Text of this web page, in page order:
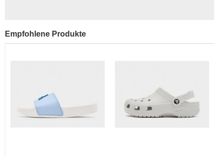
Empfohlene Produkte